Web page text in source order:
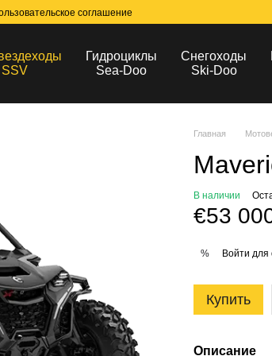
соглашение
SSV
Гидроциклы
Sea-Doo
Снегоходы
Ski-Doo
Главная
В наличии
€53
% Войти для
Купить
Описание